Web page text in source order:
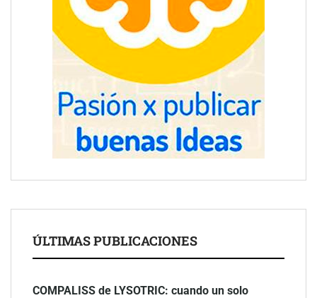
ÚLTIMAS PUBLICACIONES
COMPALISS de LYSOTRIC: cuando un solo